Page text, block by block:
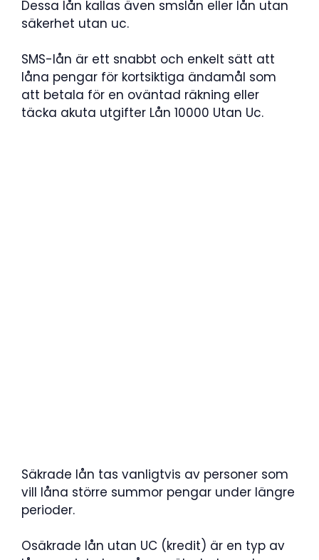
Dessa lån kallas även smslån eller lån utan
säkerhet utan uc.
SMS-lån är ett snabbt och enkelt sätt att
låna pengar för kortsiktiga ändamål som
att betala för en oväntad räkning eller
täcka akuta utgifter Lån 10000 Utan Uc.
Säkrade lån tas vanligtvis av personer som
vill låna större summor pengar under längre
perioder.
Osäkrade lån utan UC (kredit) är en typ av